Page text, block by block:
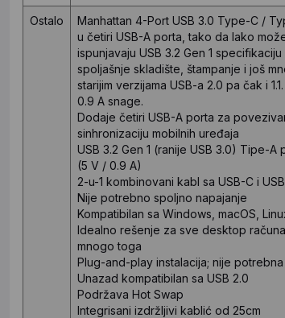
Ostalo
Manhattan 4-Port USB 3.0 Type-C /
u četiri USB-A porta, tako da lako
ispunjavaju USB 3.2 Gen 1
spoljašnje skladište, štampanje i još
starijim verzijama USB-a 2.0 pa čak i
0.9 A snage.
Dodaje četiri USB-A porta za
sinhronizaciju mobilnih uređaja
USB 3.2 Gen 1 (ranije USB 3.0) Tipe-
(5 V / 0.9 A)
2-u-1 kombinovani kabl sa USB-C i
Nije potrebno spoljno napajanje
Kompatibilan sa Windows, macOS,
Idealno rešenje za sve desktop
mnogo toga
Plug-and-play instalacija; nije
Unazad kompatibilan sa USB 2.0
Podržava Hot Swap
Integrisani izdržljivi kablić od 25cm